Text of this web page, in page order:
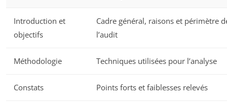
Introduction et
objectifs
Cadre général, raisons et périmètre
l’audit
Méthodologie Techniques utilisées pour l’analyse
Constats Points forts et faiblesses relevés